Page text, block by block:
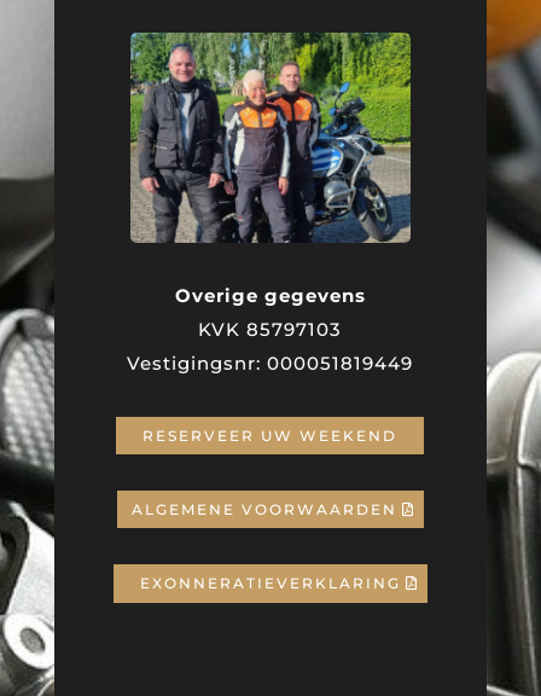
Overige gegevens
KVK 85797103
Vestigingsnr: 000051819449
RESERVEER UW WEEKEND
ALGEMENE VOORWAARDEN
EXONNERATIEVERKLARING